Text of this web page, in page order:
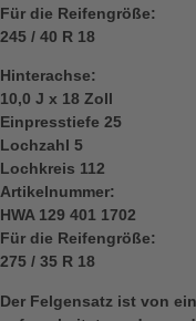
Für die Reifengröße:
245 / 40 R 18
Hinterachse:
10,0 J x 18 Zoll
Einpresstiefe 25
Lochzahl 5
Lochkreis 112
Artikelnummer:
HWA 129 401 1702
Für die Reifengröße:
275 / 35 R 18
Der Felgensatz ist von